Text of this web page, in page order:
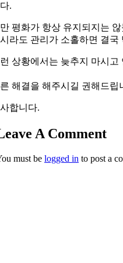
.
평화가 항상 유지되지는 않
라도 관리가 소홀하면 결
상황에서는 늦추지 마시
해결을 해주시길 권해드립
합니다.
A Comment
must be logged in to post a